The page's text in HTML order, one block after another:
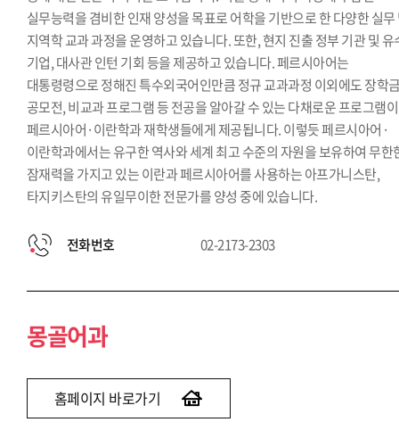
실무능력을 겸비한 인재 양성을 목표로 어학을 기반으로 한 다양한 실무
지역학 교과 과정을 운영하고 있습니다. 또한, 현지 진출 정부 기관 및 유
기업, 대사관 인턴 기회 등을 제공하고 있습니다. 페르시아어는
대통령령으로 정해진 특수외국어인만큼 정규 교과과정 이외에도 장학
공모전, 비교과 프로그램 등 전공을 알아갈 수 있는 다채로운 프로그램이
페르시아어·이란학과 재학생들에게 제공됩니다. 이렇듯 페르시아어·
이란학과에서는 유구한 역사와 세계 최고 수준의 자원을 보유하여 무한
잠재력을 가지고 있는 이란과 페르시아어를 사용하는 아프가니스탄,
타지키스탄의 유일무이한 전문가를 양성 중에 있습니다.
전화번호 02-2173-2303
몽골어과
홈페이지 바로가기